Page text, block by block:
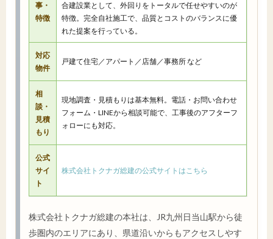
事・
特徴
合建設業として、外回りをトータルで任せやすいのが
特徴。完全自社施工で、品質とコストのバランスに優
れた提案を行っている。
対応
物件
戸建て住宅／アパート／店舗／事務所 など
相
談・
見積
もり
現地調査・見積もりは基本無料。電話・お問い合わせ
フォーム・LINEから相談可能で、工事後のアフターフ
ォローにも対応。
公式
サイ
ト
株式会社トクナガ総建の公式サイトはこちら
株式会社トクナガ総建の本社は、JR九州日当山駅から徒
歩圏内のエリアにあり、県道沿いからもアクセスしやす